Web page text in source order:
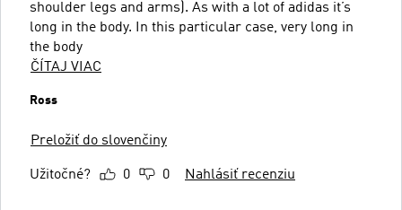
shoulder legs and arms). As with a lot of adidas it’s
long in the body. In this particular case, very long in
the body
ČÍTAJ VIAC
Ross
Preložiť do slovenčiny
Užitočné? 0 0 Nahlásiť recenziu